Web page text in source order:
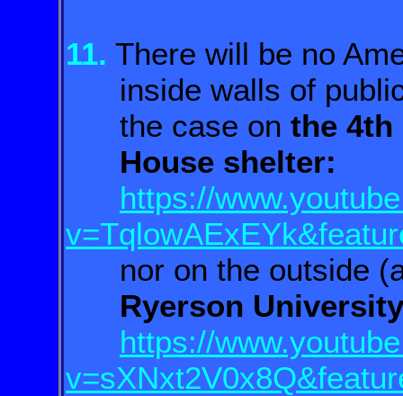
11. There will be no
inside walls of public
the case on the 4th
House shelter:
https://
nor on the outside
Ryerson
https://